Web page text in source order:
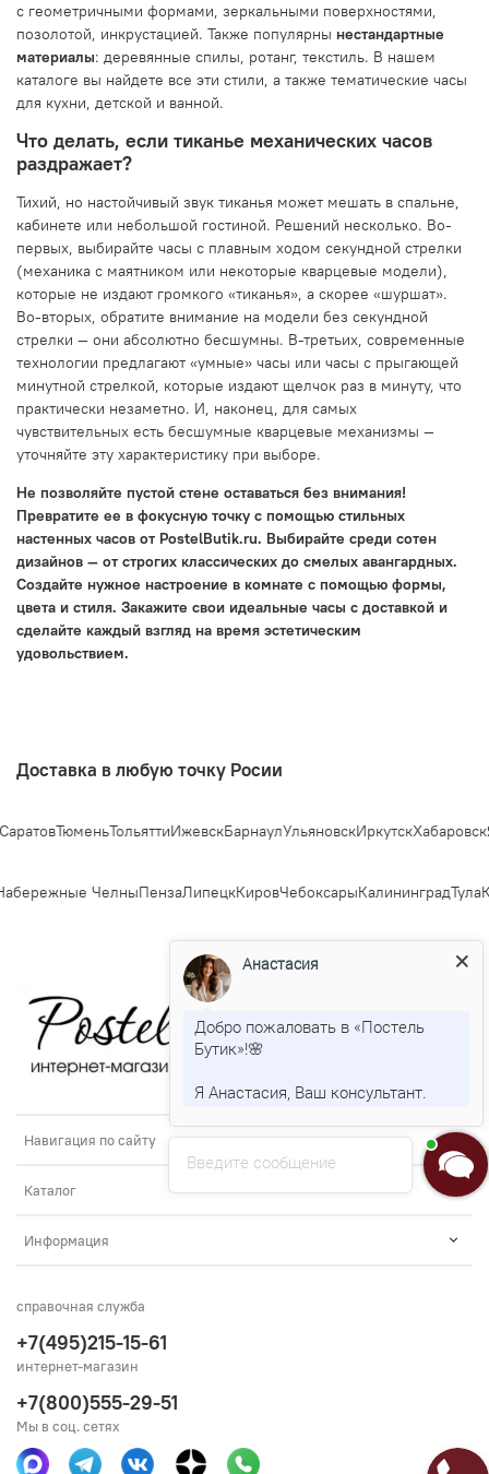
с геометричными формами, зеркальными поверхностями,
позолотой, инкрустацией. Также популярны нестандартные
материалы: деревянные спилы, ротанг, текстиль. В нашем
каталоге вы найдете все эти стили, а также тематические часы
для кухни, детской и ванной.
Что делать, если тиканье механических часов
раздражает?
Тихий, но настойчивый звук тиканья может мешать в спальне,
кабинете или небольшой гостиной. Решений несколько. Во-
первых, выбирайте часы с плавным ходом секундной стрелки
(механика с маятником или некоторые кварцевые модели),
которые не издают громкого «тиканья», а скорее «шуршат».
Во-вторых, обратите внимание на модели без секундной
стрелки — они абсолютно бесшумны. В-третьих, современные
технологии предлагают «умные» часы или часы с прыгающей
минутной стрелкой, которые издают щелчок раз в минуту, что
практически незаметно. И, наконец, для самых
чувствительных есть бесшумные кварцевые механизмы —
уточняйте эту характеристику при выборе.
Не позволяйте пустой стене оставаться без внимания!
Превратите ее в фокусную точку с помощью стильных
настенных часов от PostelButik.ru. Выбирайте среди сотен
дизайнов — от строгих классических до смелых авангардных.
Создайте нужное настроение в комнате с помощью формы,
цвета и стиля. Закажите свои идеальные часы с доставкой и
сделайте каждый взгляд на время эстетическим
удовольствием.
Доставка в любую точку Росии
ТюменьТольяттиИжевскБарнаулУльяновскИркутскХабаровск
ЧелныПензаЛипецкКировЧебоксарыКалининградТула
Навигация по сайту
Каталог
Информация
справочная служба
+7(495)215-15-61
интернет-магазин
+7(800)555-29-51
Мы в соц. сетях
Введите сообщение
Анастасия
Добро пожаловать в «Постель
Бутик»!🌸
Я Анастасия, Ваш консультант.